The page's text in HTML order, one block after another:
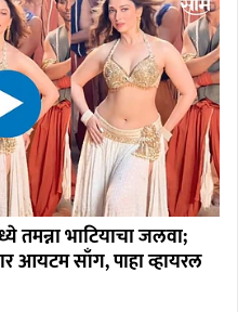
तमन्ना भाटियाचा जलवा;
आयटम साँग, पाहा व्हायरल